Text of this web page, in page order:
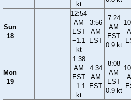
kt
Sun
18
12:54
AM
EST
−1.1
kt
3:56
AM
EST
7:24
AM
EST
0.9 kt
Mon
19
1:38
AM
EST
−1.1
kt
4:34
AM
EST
8:08
AM
EST
0.9 kt